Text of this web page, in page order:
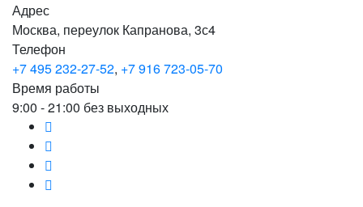
Адрес
Москва, переулок Капранова, 3с4
Телефон
+7 495 232-27-52, +7 916 723-05-70
Время работы
9:00 - 21:00 без выходных